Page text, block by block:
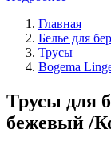
Главная
Белье для
Трусы
Bogema
Трусы для
бежевый /